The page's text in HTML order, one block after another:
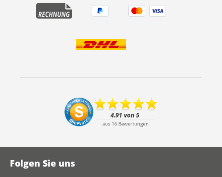
Folgen Sie uns